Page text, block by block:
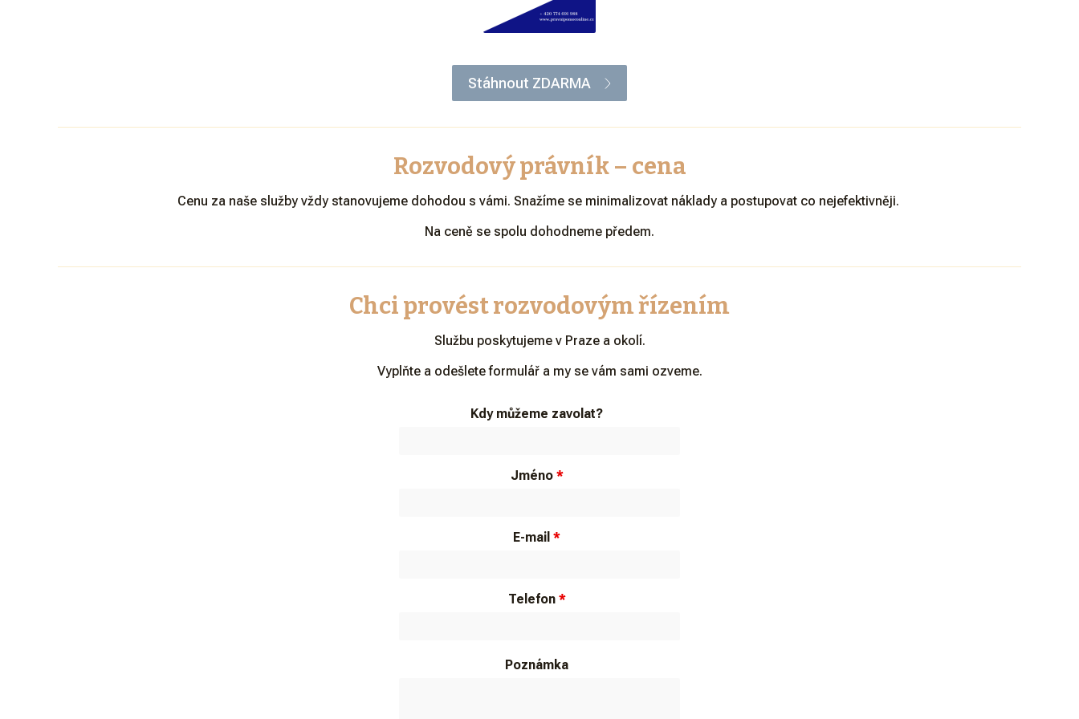
Stáhnout ZDARMA
Rozvodový právník – cena
Cenu za naše služby vždy stanovujeme dohodou s vámi. Snažíme se minimalizovat náklady a postupovat co nejefektivněji.
Na ceně se spolu dohodneme předem.
Chci provést rozvodovým řízením
Službu poskytujeme v Praze a okolí.
Vyplňte a odešlete formulář a my se vám sami ozveme.
Kdy můžeme zavolat?
Jméno *
E-mail *
Telefon *
Poznámka